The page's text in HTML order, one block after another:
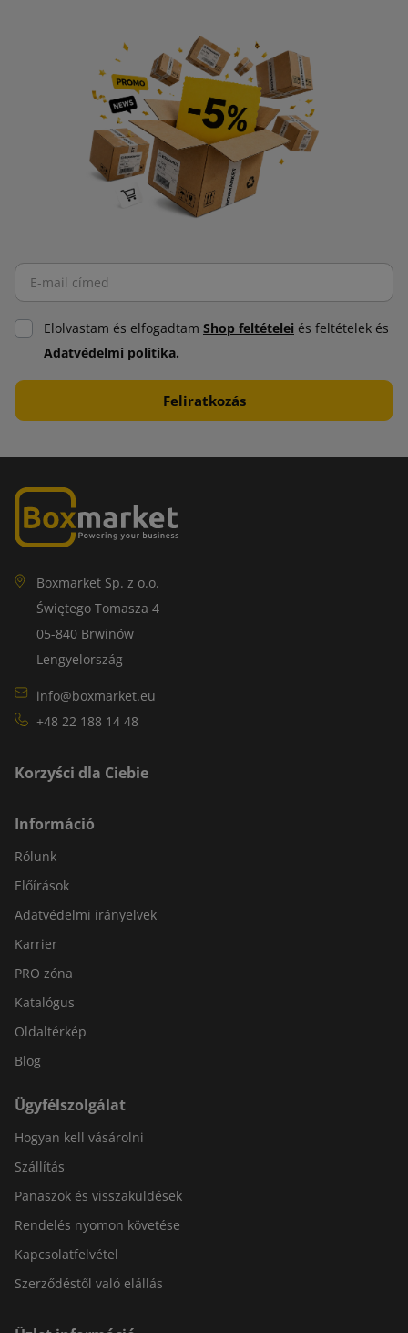
Elolvastam és elfogadtam Shop feltételei és feltételek és
Adatvédelmi politika.
Boxmarket Sp. z o.o.
Świętego Tomasza 4
05-840 Brwinów
Lengyelország
info@boxmarket.eu
+48 22 188 14 48
Korzyści dla Ciebie
Információ
Rólunk
Előírások
Adatvédelmi irányelvek
Karrier
PRO zóna
Katalógus
Oldaltérkép
Blog
Ügyfélszolgálat
Hogyan kell vásárolni
Szállítás
Panaszok és visszaküldések
Rendelés nyomon követése
Kapcsolatfelvétel
Szerződéstől való elállás